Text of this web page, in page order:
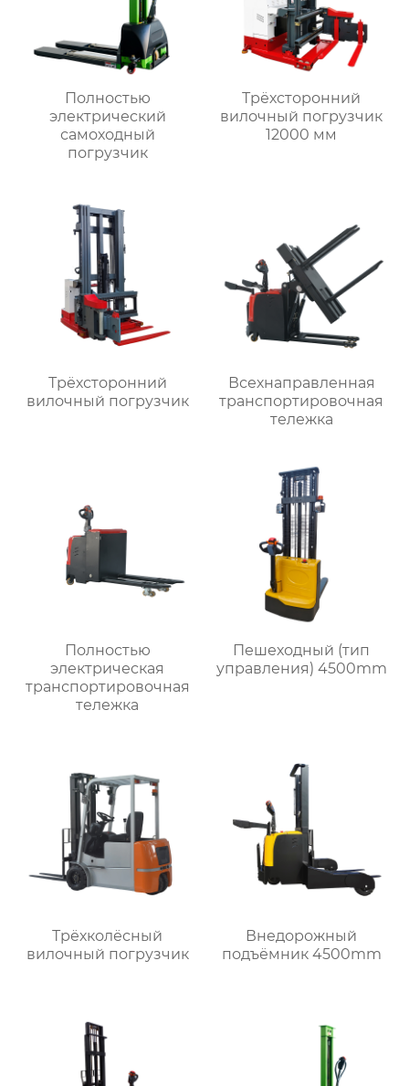
Полностью
электрический
самоходный
погрузчик
Трёхсторонний
вилочный погрузчик
12000 мм
Трёхсторонний
вилочный погрузчик
Всехнаправленная
транспортировочная
тележка
Полностью
электрическая
транспортировочная
тележка
Пешеходный (тип
управления) 4500mm
Трёхколёсный
вилочный погрузчик
Внедорожный
подъёмник 4500mm